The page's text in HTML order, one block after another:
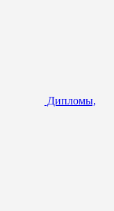
Дипломы,